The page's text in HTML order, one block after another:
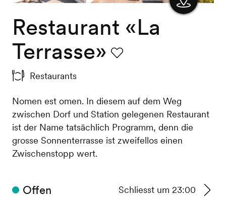
Restaurant «La
Terrasse»
Restaurants
Nomen est omen. In diesem auf dem Weg
zwischen Dorf und Station gelegenen Restaurant
ist der Name tatsächlich Programm, denn die
grosse Sonnenterrasse ist zweifellos einen
Zwischenstopp wert.
Offen Schliesst um 23:00